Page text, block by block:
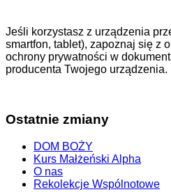
Jeśli korzystasz z urządzenia
smartfon, tablet), zapoznaj się z
ochrony prywatności w
producenta Twojego urządzenia.
Ostatnie zmiany
DOM BOŻY
Kurs Małżeński Alpha
O nas
Rekolekcje Wspólnotowe